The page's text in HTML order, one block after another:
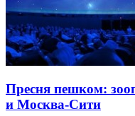
Пресня пешком:
и Москва-Сити